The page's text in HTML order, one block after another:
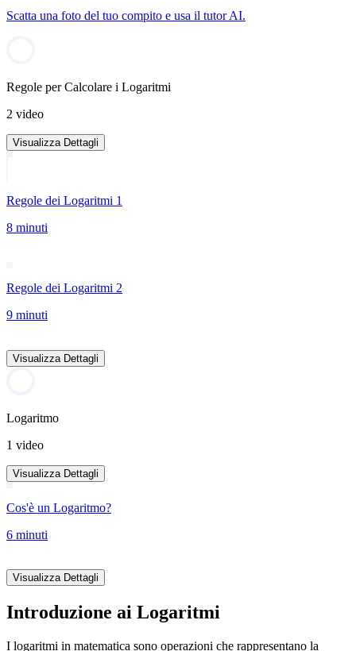
Scatta una foto del tuo compito e usa il tutor AI.
Regole per Calcolare i Logaritmi
2 video
Visualizza Dettagli
Regole dei Logaritmi 1
8 minuti
Regole dei Logaritmi 2
9 minuti
Visualizza Dettagli
Logaritmo
1 video
Visualizza Dettagli
Cos'è un Logaritmo?
6 minuti
Visualizza Dettagli
Introduzione ai Logaritmi
I logaritmi in matematica sono operazioni che rappresentano la